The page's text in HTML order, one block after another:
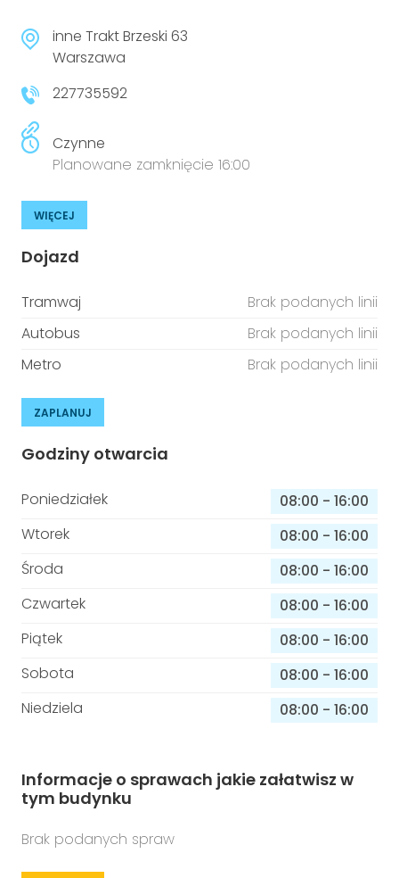
inne Trakt Brzeski 63
Warszawa
227735592
Czynne
Planowane zamknięcie 16:00
WIĘCEJ
Dojazd
Tramwaj
Brak podanych linii
Autobus
Brak podanych linii
Metro
Brak podanych linii
ZAPLANUJ
Godziny otwarcia
Poniedziałek 08:00 - 16:00
Wtorek
08:00 - 16:00
Środa
08:00 - 16:00
Czwartek
08:00 - 16:00
Piątek
08:00 - 16:00
Sobota
08:00 - 16:00
Niedziela
08:00 - 16:00
Informacje o sprawach jakie załatwisz w
tym budynku
Brak podanych spraw